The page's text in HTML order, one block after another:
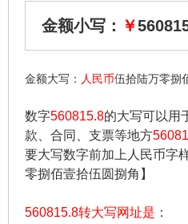
金额小写： ￥
金额大写： 人民币伍拾陆万零捌
数字560815.8的大写可以用
款、合同、支票等地方
要大写数字前加上人民币字
零捌佰壹拾伍圆捌角】
560815.8转大写网址是 ：